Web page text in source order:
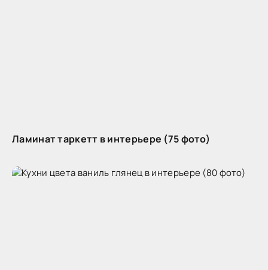
Ламинат таркетт в интерьере (75 фото)